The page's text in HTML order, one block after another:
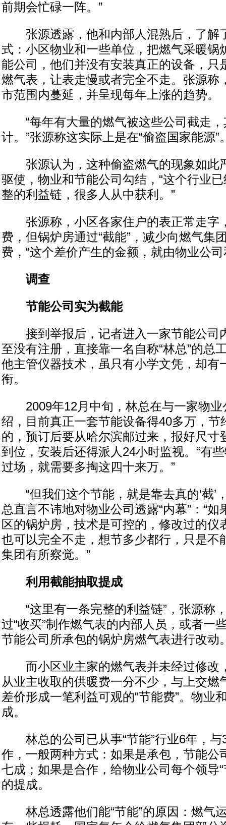
前期会忙碌一阵。”
张源透露，他和内部人混熟后，了解
式：小区物业和一些单位，把燃气采暖锅
能公司，他们并没有安装真正的设备，只
燃气表，让表走慢或者完全不走。张源称
市范围内蔓延，并呈现每年上涨的趋势。
“每年有大量的燃气被这些公司截走，
计。”张源称这实际上是在“偷盗国家能源”
张源认为，这种偷盗燃气的现象如此
驱使，物业和节能公司勾结，“这个行业
整的利益链，很多人从中获利。”
张源称，小区各家住户的表正常走字
费，但锅炉房通过“截能”，减少向燃气集
费，“这个差价产生的金额，就由物业公
调查
节能公司实为截能
接到举报后，记者进入一家节能公司
至没有注册，直接靠一名自称“林总”的总
他主管仪器技术，虽只有小学文凭，却有
衔。
2009年12月中旬，林总在与一家物业
绍，目前真正一套节能设备得40多万，
的，预订后要从哈尔滨邮过来，报好尺寸
到位，安装后还得派人24小时监视。“有
过场，就需要多掏这四十来万。”
“但我们这个节能，就是靠去真的‘截’
总直言不讳地对物业公司透露“内幕”：“
区的锅炉房，技术是可控的，修改过的仪
也可以完全不走，想节多少都行，只是不
集团有所察觉。”
利用截能抽取提成
“这里有一条完整的利益链”，张源称
过“收买”制作燃气表的内部人员，或者一
节能公司所承包的锅炉房燃气表进行改动
而小区业主家的燃气表并未经过修改
从业主收取的供暖费一分不少，与上交燃
差价形成一笔利益可观的“节能费”。物业
成。
林总的公司已从事“节能”行业6年，与
作，一般两种方式：如果是承包，节能公
七成；如果是合作，给物业公司每个领导
的提成。
林总透露他们能“节能”的原因：燃气